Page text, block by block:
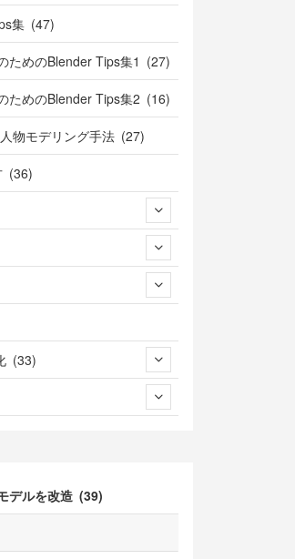
集 (47)
ためのBlender Tips集1 (27)
ためのBlender Tips集2 (16)
物モデリング手法 (27)
(36)
(33)
デルを改造 (39)